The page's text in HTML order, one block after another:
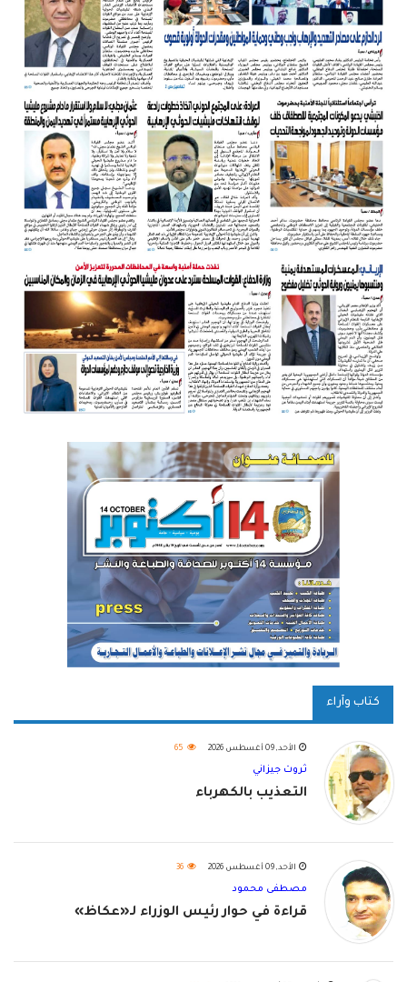
كتاب وآراء
الأحد, 09 أغسطس 2026 65
ثروت جيزاني
التعذيب بالكهرباء
الأحد, 09 أغسطس 2026 36
مصطفى محمود
قراءة في حوار رئيس الوزراء لـ«عكاظ»